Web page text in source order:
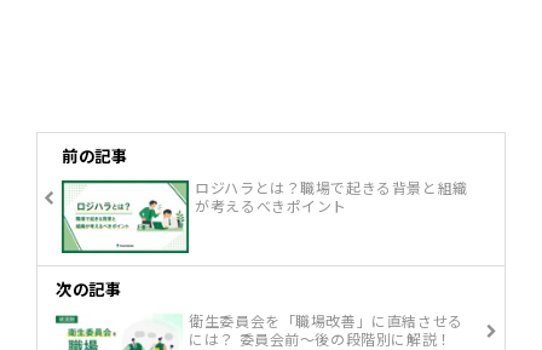
前の記事
ロジハラとは？職場で起きる背景と組織
が考えるべきポイント
次の記事
衛生委員会を「職場改善」に直結させる
には？ 委員会前〜後の段階別に解説！